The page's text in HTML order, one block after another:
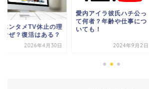
エンタメTV休止の理
なぜ？復活はある？
2026年4月30日
愛内アイラ彼氏ハチ公っ
て何者？年齢や仕事につ
いても！
2024年9月2日